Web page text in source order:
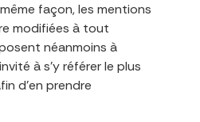
façon, les mentions
modifiées à tout
néanmoins à
à s’y référer le plus
d’en prendre